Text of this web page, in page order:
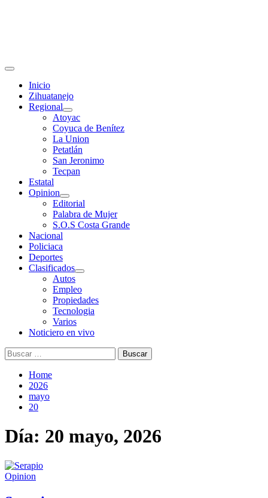
Primary
Inicio
Zihuatanejo
Regional
Atoyac
Coyuca de Benítez
La Union
Petatlán
San Jeronimo
Tecpan
Estatal
Opinion
Editorial
Palabra de Mujer
S.O.S Costa Grande
Nacional
Policiaca
Deportes
Clasificados
Autos
Empleo
Propiedades
Tecnologia
Varios
Noticiero en vivo
Buscar:
Home
2026
mayo
20
Día: 20 mayo, 2026
Opinion